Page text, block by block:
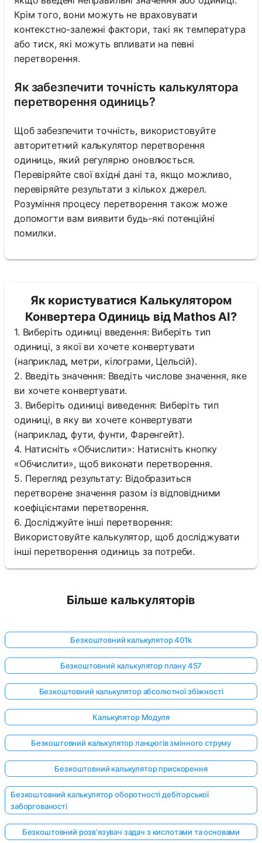
Крім того, вони можуть не враховувати
контекстно-залежні фактори, такі як температура
або тиск, які можуть впливати на певні
перетворення.
Як забезпечити точність калькулятора
перетворення одиниць?
Щоб забезпечити точність, використовуйте
авторитетний калькулятор перетворення
одиниць, який регулярно оновлюється.
Перевіряйте свої вхідні дані та, якщо можливо,
перевіряйте результати з кількох джерел.
Розуміння процесу перетворення також може
допомогти вам виявити будь-які потенційні
помилки.
Як користуватися Калькулятором
Конвертера Одиниць від Mathos AI?
1. Виберіть одиниці введення: Виберіть тип
одиниці, з якої ви хочете конвертувати
(наприклад, метри, кілограми, Цельсій).
2. Введіть значення: Введіть числове значення, яке
ви хочете конвертувати.
3. Виберіть одиниці виведення: Виберіть тип
одиниці, в яку ви хочете конвертувати
(наприклад, фути, фунти, Фаренгейт).
4. Натисніть «Обчислити»: Натисніть кнопку
«Обчислити», щоб виконати перетворення.
5. Перегляд результату: Відобразиться
перетворене значення разом із відповідними
коефіцієнтами перетворення.
6. Досліджуйте інші перетворення:
Використовуйте калькулятор, щоб досліджувати
інші перетворення одиниць за потреби.
Більше калькуляторів
Безкоштовний калькулятор 401k
Безкоштовний калькулятор плану 457
Безкоштовний калькулятор абсолютної збіжності
Калькулятор Модуля
Безкоштовний калькулятор ланцюгів змінного струму
Безкоштовний калькулятор прискорення
Безкоштовний калькулятор оборотності дебіторської
заборгованості
Безкоштовний розв'язувач задач з кислотами та основами